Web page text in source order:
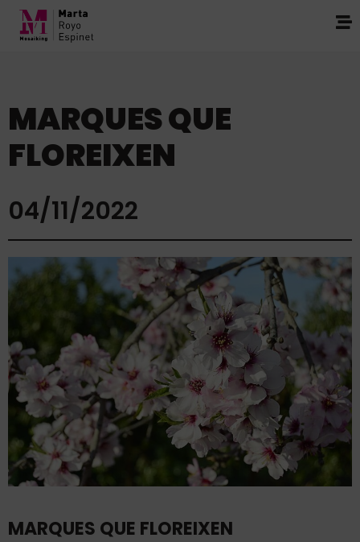
MARQUES QUE
FLOREIXEN
04/11/2022
MARQUES QUE FLOREIXEN